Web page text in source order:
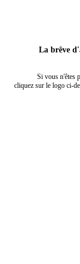
La brêve
Si vous n'êtes
cliquez sur le logo ci-